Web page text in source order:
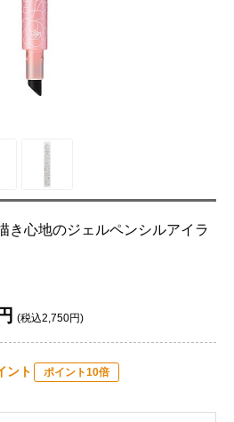
き心地のジェルペンシルアイラ
(税込2,750円)
ント ポイント10倍